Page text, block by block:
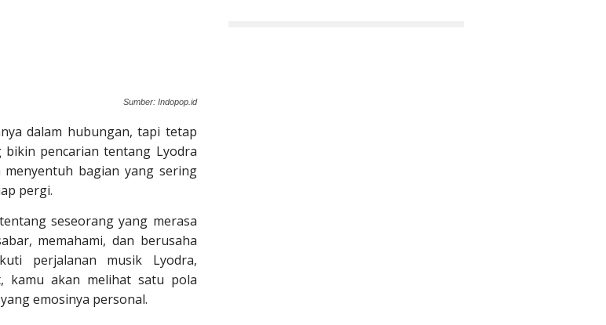
Sumber: Indopop.id
dalam hubungan, tapi tetap
pencarian tentang Lyodra
bagian yang sering
pergi.
seseorang yang merasa
memahami, dan berusaha
perjalanan musik Lyodra,
kamu akan melihat satu pola
emosinya personal.